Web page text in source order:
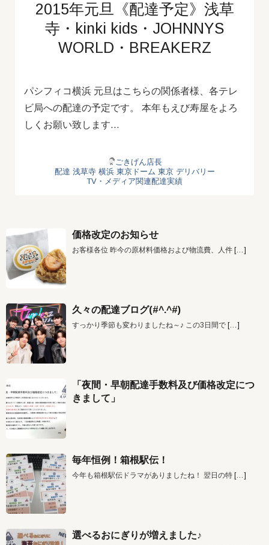
2015年元旦《配達予定》浅草
寺・kinki kids・JOHNNYS
WORLD・BREAKERZ
パシフィコ横浜 元旦はこちらの関係者様、各テレ
ビ局への配達の予定です。 本年もえび寿屋をよろ
しくお願い致します…
ごきげん店長
配達 浅草寺 横浜 東京ドーム 東京 デリバリー
TV・メディア関連配達実績
価格改定のお知らせ
お客様各位 昨今の原材料価格および物流費、人件 […]
久々の配達ブログ(#^.^#)
すっかり季節も変わりましたね～♪ この3日間で […]
「夜間・早朝配達手数料及び価格改定につ
きまして」
毎年恒例！箱根駅伝！
今年も箱根駅伝ドラマがありましたね！ 翌日の特 […]
選べるおにぎりが増えました♪